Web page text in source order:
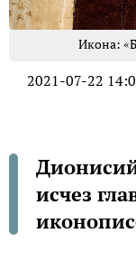
Икона:
2021-07-22
исчез